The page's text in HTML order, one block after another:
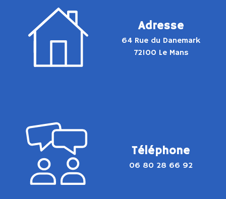
Adresse
64 Rue du Danemark
72100 Le Mans
Téléphone
06 80 28 66 92